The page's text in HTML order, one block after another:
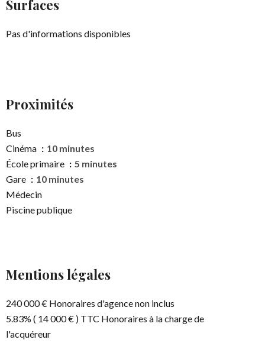
Surfaces
Pas d'informations disponibles
Proximités
Bus
Cinéma
10 minutes
École primaire
5 minutes
Gare
10 minutes
Médecin
Piscine publique
Mentions légales
240 000 € Honoraires d'agence non inclus
5.83% ( 14 000 € ) TTC Honoraires à la charge de
l'acquéreur